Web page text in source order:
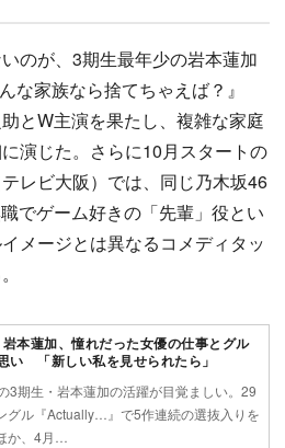
のが、3期生最年少の岩本蓮加
な家族なら捨てちゃえば？』
とW主演を果たし、複雑な家庭
演じた。さらに10月スタートの
レビ大阪）では、同じ乃木坂46
でゲーム好きの「先輩」役とい
メージとは異なるコメディタッ
本蓮加、憧れだった女優の仕事とグル
い 「新しい私を見せられたら」
3期生・岩本蓮加の活躍が目覚ましい。29
グル『Actually…』で5作連続の選抜入りを
か、4月…